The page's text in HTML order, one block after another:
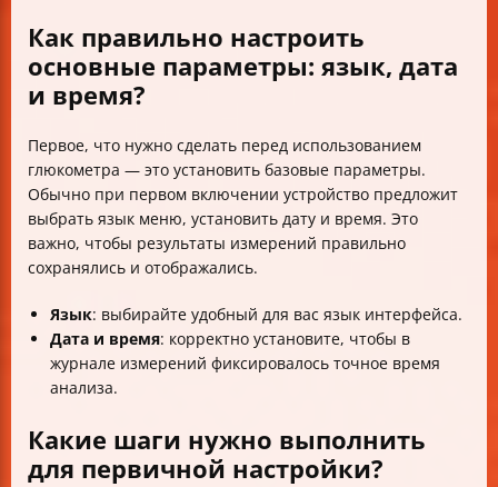
Как правильно настроить
основные параметры: язык, дата
и время?
Первое, что нужно сделать перед использованием
глюкометра — это установить базовые параметры.
Обычно при первом включении устройство предложит
выбрать язык меню, установить дату и время. Это
важно, чтобы результаты измерений правильно
сохранялись и отображались.
Язык: выбирайте удобный для вас язык интерфейса.
Дата и время: корректно установите, чтобы в
журнале измерений фиксировалось точное время
анализа.
Какие шаги нужно выполнить
для первичной настройки?